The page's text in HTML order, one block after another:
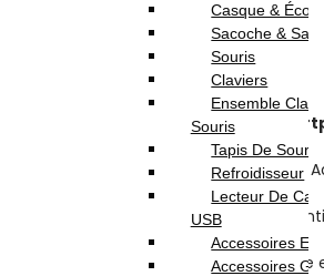
Support à ventouse pour
rapide et sécurisée
Technologie Nano Ventouse–
puissante sur surfaces lisses
Adhésif 3M haute qualité
–
laisser de traces
Réutilisable à volonté– Se retire
Casque &
Sacoche & Sac
Souris
Claviers
Ensemble
Souris
Tapis De Souris
Refroidisseur
Lecteur De
USB
Accessoires
Accessoires